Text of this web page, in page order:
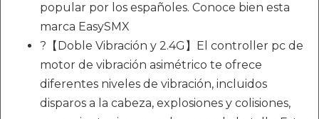
popular por los españoles. Conoce bien esta
marca EasySMX
?【Doble Vibración y 2.4G】El controller pc de
motor de vibración asimétrico te ofrece
diferentes niveles de vibración, incluidos
disparos a la cabeza, explosiones y colisiones,